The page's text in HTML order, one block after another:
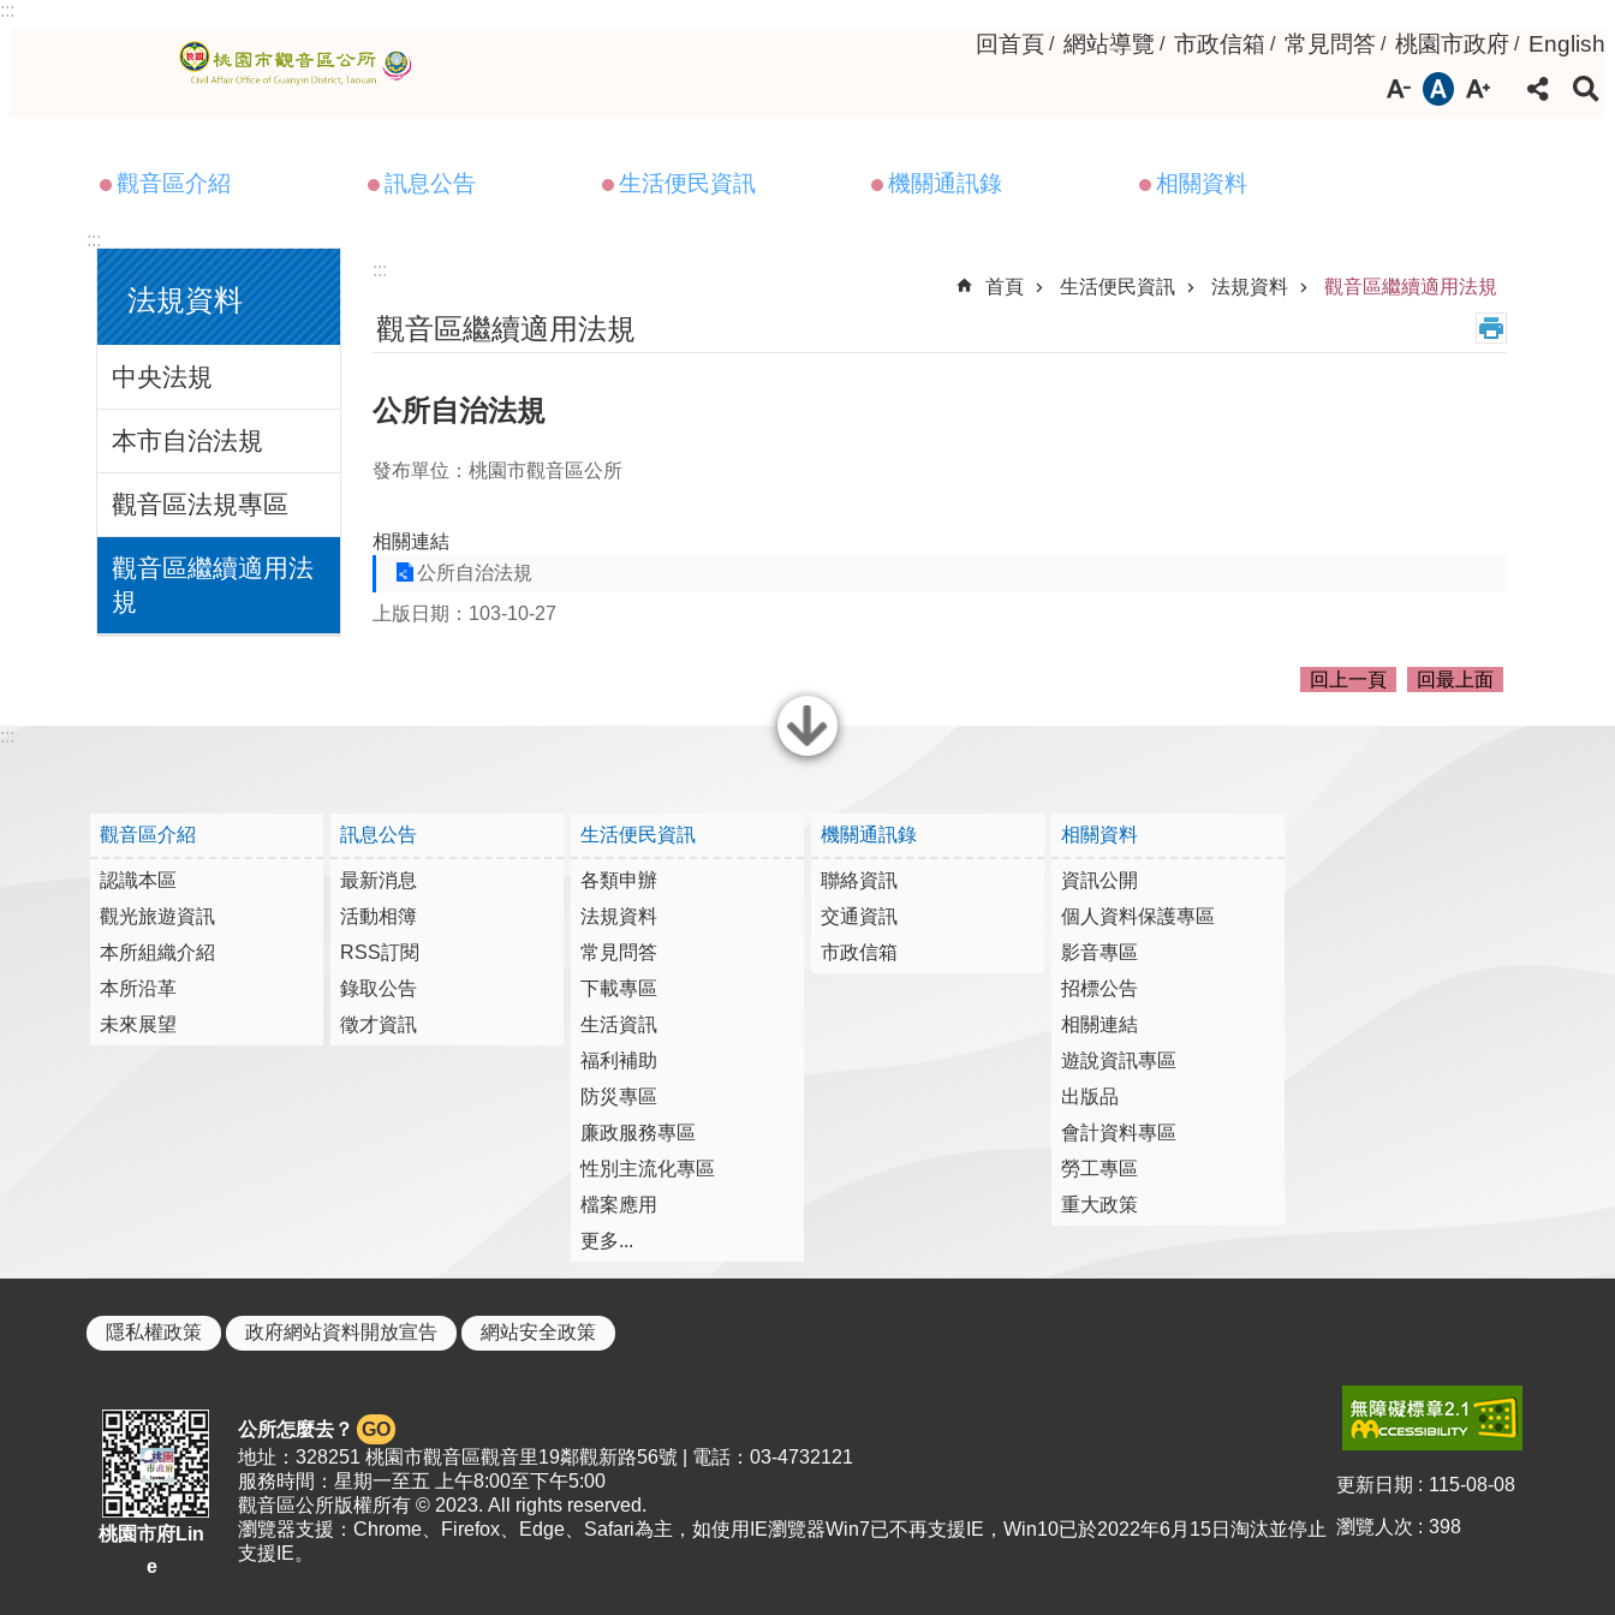
跳到主要內容區塊
:::
回首頁 網站導覽 市政信箱 常見問答 桃園市政府 English
觀音區介紹 訊息公告 生活便民資訊 機關通訊錄 相關資料
:::
法規資料
中央法規
本市自治法規
觀音區法規專區
觀音區繼續適用法
規
:::
首頁
生活便民資訊 法規資料 觀音區繼續適用法規
觀音區繼續適用法規
公所自治法規
發布單位：桃園市觀音區公所
相關連結
公所自治法規
上版日期：103-10-27
回上一頁 回最上面
關閉
:::
觀音區介紹
認識本區
觀光旅遊資訊
本所組織介紹
本所沿革
未來展望
訊息公告
最新消息
活動相簿
RSS訂閱
錄取公告
徵才資訊
生活便民資訊
各類申辦
法規資料
常見問答
下載專區
生活資訊
福利補助
防災專區
廉政服務專區
性別主流化專區
檔案應用
更多...
機關通訊錄
聯絡資訊
交通資訊
市政信箱
相關資料
資訊公開
個人資料保護專區
影音專區
招標公告
相關連結
遊說資訊專區
出版品
會計資料專區
勞工專區
重大政策
隱私權政策 政府網站資料開放宣告 網站安全政策
桃園市府Lin
e
公所怎麼去？ GO
地址：328251 桃園市觀音區觀音里19鄰觀新路56號 | 電話：03-4732121
服務時間：星期一至五 上午8:00至下午5:00
觀音區公所版權所有 © 2023. All rights reserved.
瀏覽器支援：Chrome、Firefox、Edge、Safari為主，如使用IE瀏覽器Win7已不再支援IE，Win10已於2022年6月15日淘汰並停止
支援IE。
更新日期 115-08-08
瀏覽人次 398